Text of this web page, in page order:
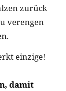
zurück
verengen
einzige!
damit